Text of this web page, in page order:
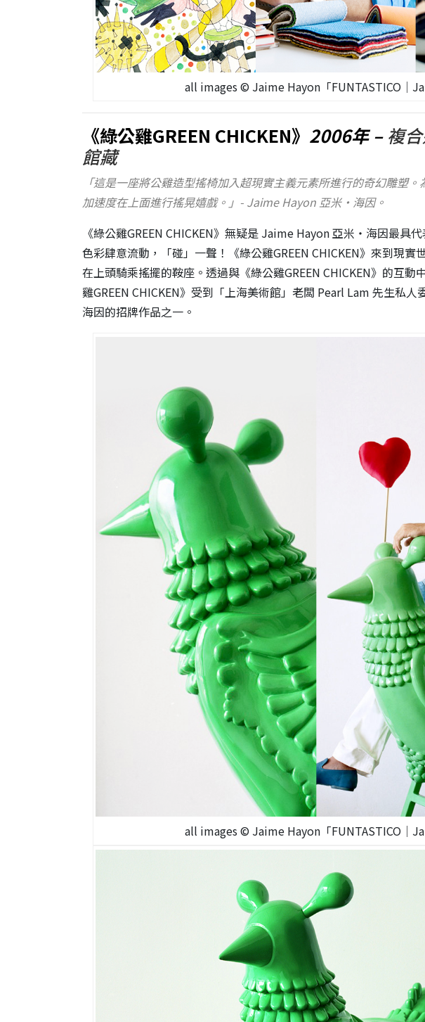
all images © Jaime Hayon「
《綠公雞GREEN CHICKEN》 2006年 –複
館藏
「這是一座將公雞造型搖椅加入超現實主義元素所進行的奇幻雕塑
加速度在上面進行搖晃嬉戲。」- Jaime Hayon 亞米‧海因。
《綠公雞GREEN CHICKEN》無疑是 Jaime Hayon 亞米‧海因最具
色彩肆意流動，「碰」一聲！《綠公雞GREEN CHICKEN》來到現實
在上頭騎乘搖擺的鞍座。透過與《綠公雞GREEN CHICKEN》的互
雞GREEN CHICKEN》受到「上海美術館」老闆 Pearl Lam 先生私
海因的招牌作品之一。
all images © Jaime Hayon「